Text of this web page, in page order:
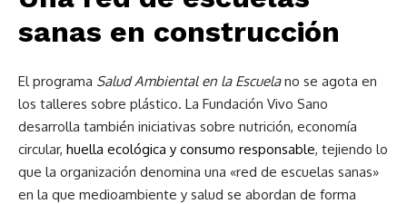
sanas en construcción
El programa Salud Ambiental en la Escuelano se agota en
los talleres sobre plástico. La Fundación Vivo Sano
desarrolla también iniciativas sobre nutrición, economía
circular, huella ecológica y consumo responsable, tejiendo lo
que la organización denomina una «red de escuelas sanas»
en la que medioambiente y salud se abordan de forma